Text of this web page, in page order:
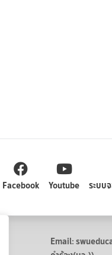
Facebook Youtube ระบบ
Email: